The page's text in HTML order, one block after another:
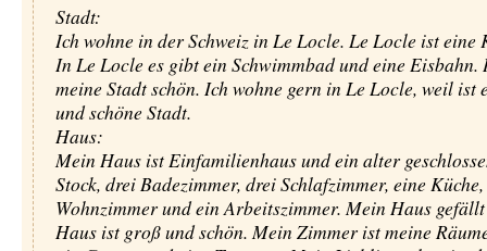
Stadt:
Ich wohne in der Schweiz in Le Locle. Le Locle ist eine
In Le Locle es gibt ein Schwimmbad und eine Eisbahn.
meine Stadt schön. Ich wohne gern in Le Locle, weil ist
und schöne Stadt.
Haus:
Mein Haus ist Einfamilienhaus und ein alter
Stock, drei Badezimmer, drei Schlafzimmer, eine
Wohnzimmer und ein Arbeitszimmer. Mein Haus
Haus ist groß und schön. Mein Zimmer ist meine